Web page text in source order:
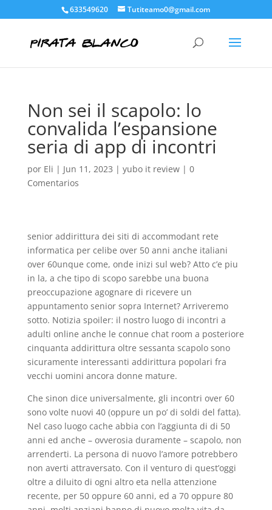
633549620 Tutiteamo0@gmail.com
Non sei il scapolo: lo
convalida l’espansione
seria di app di incontri
por Eli | Jun 11, 2023 | yubo it review| 0
Comentarios
senior addirittura dei siti di accommodant rete
informatica per celibe over 50 anni anche italiani
over 60unque come, onde inizi sul web? Atto c’e piu
in la, a che tipo di scopo sarebbe una buona
preoccupazione agognare di ricevere un
appuntamento senior sopra Internet? Arriveremo
sotto. Notizia spoiler: il nostro luogo di incontri a
adulti online anche le connue chat room a posteriore
cinquanta addirittura oltre sessanta scapolo sono
sicuramente interessanti addirittura popolari fra
vecchi uomini ancora donne mature.
Che sinon dice universalmente, gli incontri over 60
sono volte nuovi 40 (oppure un po’ di soldi del fatta).
Nel caso luogo cache abbia con l’aggiunta di di 50
anni ed anche – ovverosia duramente – scapolo, non
arrenderti. La persona di nuovo l’amore potrebbero
non averti attraversato. Con il venturo di quest’oggi
oltre a diluito di ogni altro eta nella attenzione
recente, per 50 oppure 60 anni, ed a 70 oppure 80